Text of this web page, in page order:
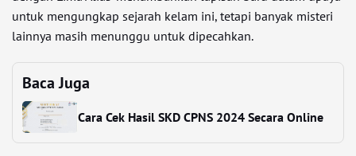
untuk mengungkap sejarah kelam ini, tetapi banyak misteri
lainnya masih menunggu untuk dipecahkan.
Baca Juga
Cara Cek Hasil SKD CPNS 2024 Secara Online